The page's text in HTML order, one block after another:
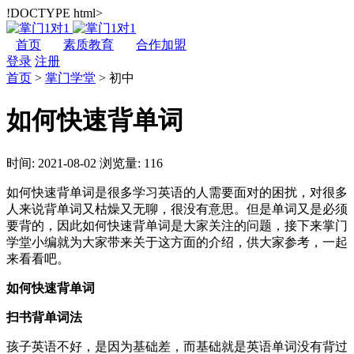
!DOCTYPE html>
首页 素质教育
合作加盟
登录 注册
首页 > 掌门学堂 > 初中
如何快速背单词
时间: 2021-08-02 浏览量: 116
如何快速背单词是很多学习英语的人需要面对的困扰，对很多
人来说背单词又枯燥又无聊，很没有意思。但是单词又是必须
要背的，因此如何快速背单词是大家关注的问题，接下来掌门
学堂小编就为大家带来关于这方面的介绍，供大家参考，一起
来看看吧。
如何快速背单词
扫书背单词法
孩子英语不好，是因为基础差，而基础就是英语单词没有背过